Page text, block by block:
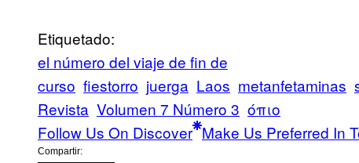
Etiquetado:
el número del viaje de fin de
curso fiestorro juerga Laos metanfetaminas
Revista Volumen 7 Número 3 όπιο
Follow Us On Discover Make Us Preferred In
Compartir: